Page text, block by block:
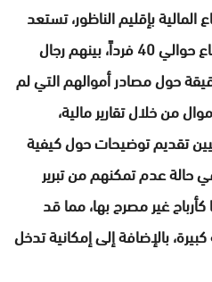
بإقليم الناظور، تستعد
المديرية العامة للضرائب لإخضاع حوالي 40 فرداً، بينهم رجال
حول مصادر أموالهم التي لم
من خلال تقارير مالية،
تقديم توضيحات حول كيفية
عدم تمكنهم من تبرير
غير مصرح بها، مما قد
بالإضافة إلى إمكانية تدخل